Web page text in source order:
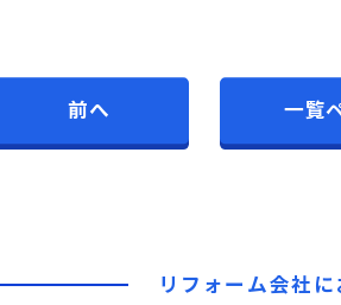
前へ 一覧
リフォーム会社に